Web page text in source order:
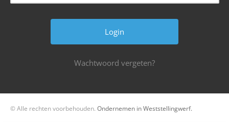
Wachtwoord vergeten?
© Alle rechten voorbehouden. Ondernemen in Weststellingwerf.